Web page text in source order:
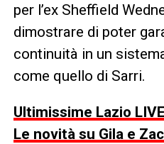
per l’ex Sheffield
dimostrare di poter
continuità in un
come quello di Sarri.
Ultimissime Lazio
Le novità su Gila e